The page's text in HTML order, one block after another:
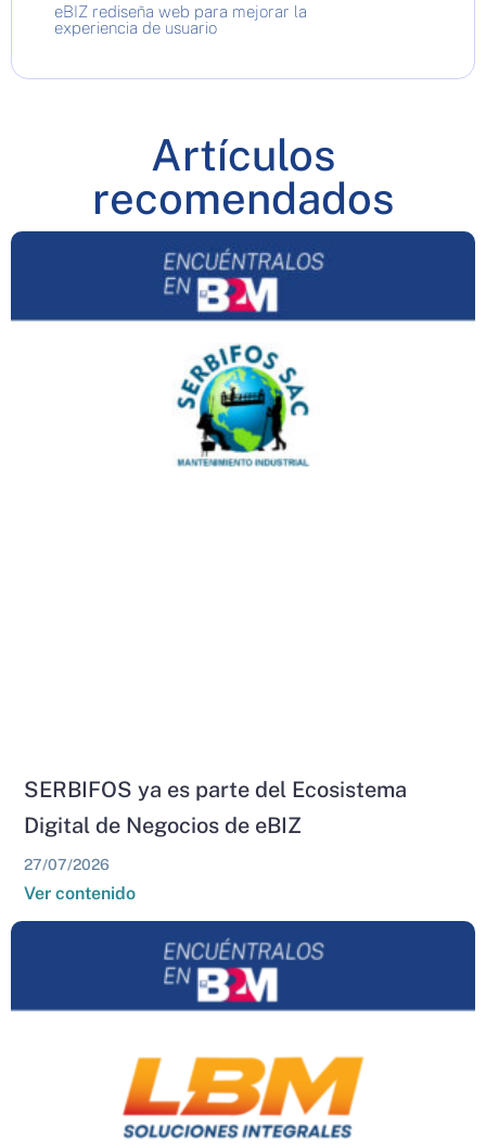
eBIZ rediseña web para mejorar la
experiencia de usuario
Artículos
recomendados
SERBIFOS ya es parte del Ecosistema
Digital de Negocios de eBIZ
27/07/2026
Ver contenido